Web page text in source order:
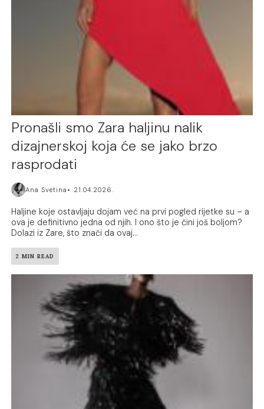
Pronašli smo Zara haljinu nalik
dizajnerskoj koja će se jako brzo
rasprodati
Ana Svetina 21.04.2026.
Haljine koje ostavljaju dojam već na prvi pogled rijetke su – a
ova je definitivno jedna od njih. I ono što je čini još boljom?
Dolazi iz Zare, što znači da ovaj...
2 MIN READ